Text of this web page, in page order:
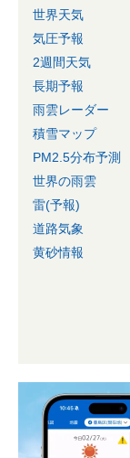
世界天気
気圧予報
2週間天気
長期予報
雨雲レーダー
積雪マップ
PM2.5分布予測
世界の雨雲
雷(予報)
道路気象
黄砂情報